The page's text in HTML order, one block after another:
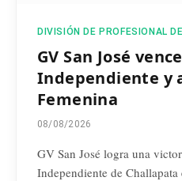
DIVISIÓN DE PROFESIONAL
GV San José
Independiente y
Femenina
08/08/2026
GV San José logra una
Independiente de